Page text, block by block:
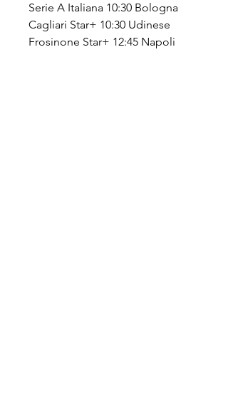
Serie A Italiana 10:30 Bologna
Cagliari Star+ 10:30 Udinese
Frosinone Star+ 12:45 Napoli